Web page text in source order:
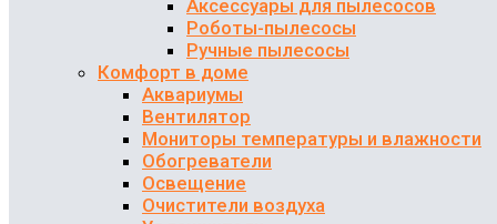
Аксессуары для пылесосов
Роботы-пылесосы
Ручные пылесосы
Комфорт в доме
Аквариумы
Вентилятор
Мониторы температуры и влажности
Обогреватели
Освещение
Очистители воздуха